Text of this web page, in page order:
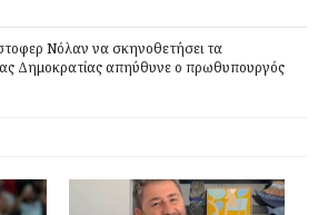
Νόλαν να σκηνοθετήσει τα
Δημοκρατίας απηύθυνε ο πρωθυπουργός